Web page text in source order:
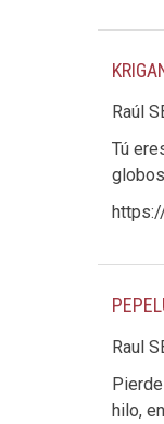
Raúl
Tú
Raul
hilo,